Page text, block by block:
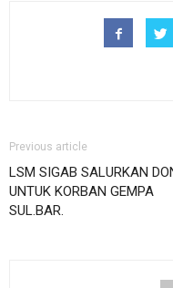
Previous article
LSM SIGAB SALURKAN
UNTUK KORBAN GEMPA
SUL.BAR.